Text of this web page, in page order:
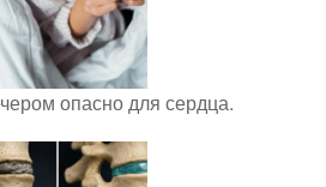
опасно для сердца.